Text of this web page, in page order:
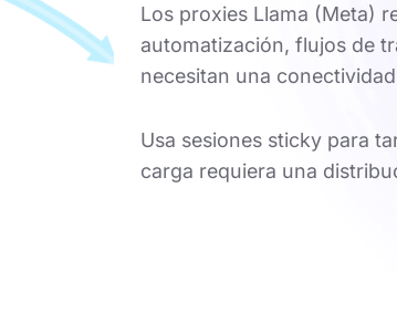
Los proxies Llama (Meta)
automatización, flujos de
necesitan una
Usa sesiones sticky para
carga requiera una